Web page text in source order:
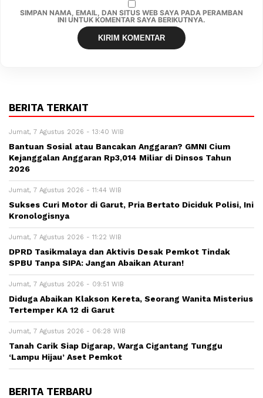
SIMPAN NAMA, EMAIL, DAN SITUS WEB SAYA PADA PERAMBAN
INI UNTUK KOMENTAR SAYA BERIKUTNYA.
BERITA TERKAIT
Jumat, 7 Agustus 2026 - 13:40 WIB
Bantuan Sosial atau Bancakan Anggaran? GMNI Cium
Kejanggalan Anggaran Rp3,014 Miliar di Dinsos Tahun
2026
Jumat, 7 Agustus 2026 - 11:44 WIB
Sukses Curi Motor di Garut, Pria Bertato Diciduk Polisi, Ini
Kronologisnya
Jumat, 7 Agustus 2026 - 11:22 WIB
DPRD Tasikmalaya dan Aktivis Desak Pemkot Tindak
SPBU Tanpa SIPA: Jangan Abaikan Aturan!
Jumat, 7 Agustus 2026 - 09:51 WIB
Diduga Abaikan Klakson Kereta, Seorang Wanita Misterius
Tertemper KA 12 di Garut
Jumat, 7 Agustus 2026 - 06:28 WIB
Tanah Carik Siap Digarap, Warga Cigantang Tunggu
‘Lampu Hijau’ Aset Pemkot
BERITA TERBARU